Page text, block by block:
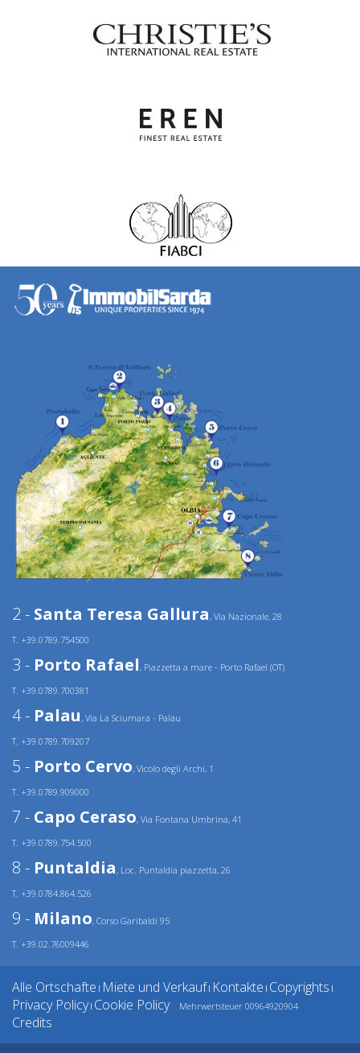
2 - Santa Teresa Gallura, Via Nazionale, 28
T. +39.0789.754500
3 - Porto Rafael, Piazzetta a mare - Porto Rafael (OT)
T. +39.0789.700381
4 - Palau, Via La Sciumara - Palau
T. +39.0789.709207
5 - Porto Cervo, Vicolo degli Archi, 1
T. +39.0789.909000
7 - Capo Ceraso, Via Fontana Umbrina, 41
T. +39.0789.754.500
8 - Puntaldia, Loc. Puntaldia piazzetta, 26
T. +39.0784.864.526
9 - Milano, Corso Garibaldi 95
T. +39.02.76009446
Alle Ortschafte | Miete und Verkauf | Kontakte | Copyrights |
Privacy Policy| Cookie Policy Mehrwertsteuer 00964920904
Credits